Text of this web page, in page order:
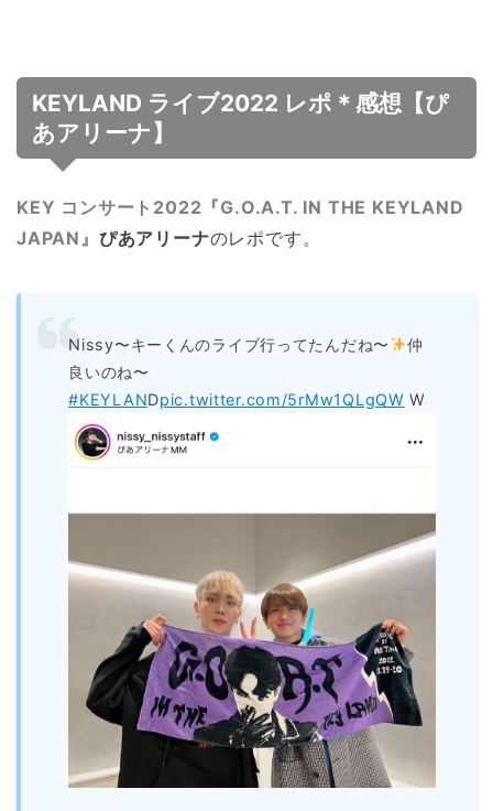
KEYLAND ライブ2022 レポ＊感想【ぴ
あアリーナ】
KEY コンサート2022『G.O.A.T. IN THE KEYLAND
JAPAN』 ぴあアリーナのレポです。
Nissy〜キーくんのライブ行ってたんだね〜
仲
良いのね〜
#KEYLANDpic.twitter.com/5rMw1QLgQW W